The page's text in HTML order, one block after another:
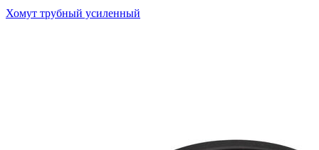
Хомут трубный усиленный